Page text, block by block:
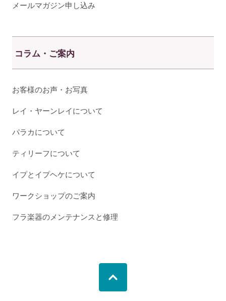
メールマガジン申し込み
コラム・ご案内
お客様のお声・お写真
レイ・ヤーンレイについて
パラカについて
ティリーフについて
イプとイプヘケについて
ワークショップのご案内
フラ楽器のメンテナンスと修理